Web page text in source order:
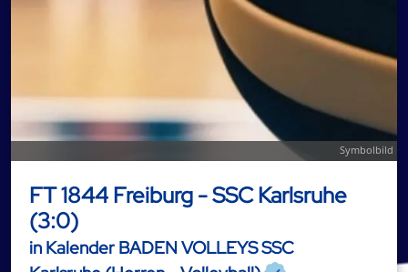
Symbolbild
FT 1844 Freiburg - SSC Karlsruhe
(3:0)
in Kalender BADEN VOLLEYS SSC